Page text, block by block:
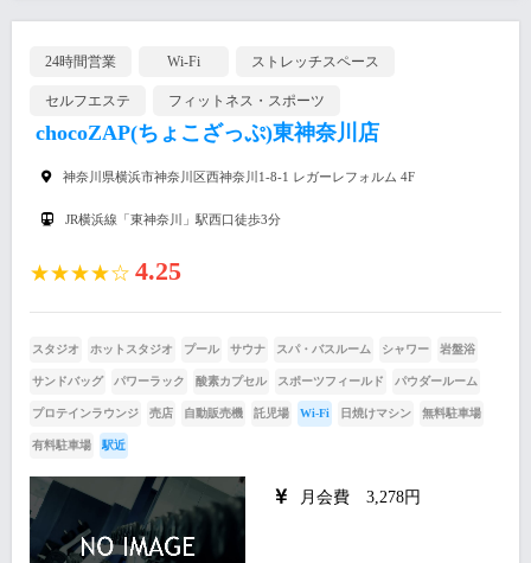
24時間営業 Wi-Fi ストレッチスペース
セルフエステ フィットネス・スポーツ
chocoZAP(ちょこざっぷ)東神奈川店
神奈川県横浜市神奈川区西神奈川1-8-1 レガーレフォルム 4F
JR横浜線「東神奈川」駅西口徒歩3分
★★★★☆ 4.25
スタジオ ホットスタジオ プール サウナ スパ・バスルーム シャワー 岩盤浴
サンドバッグ パワーラック 酸素カプセル スポーツフィールド パウダールーム
プロテインラウンジ 売店 自動販売機 託児場 Wi-Fi 日焼けマシン 無料駐車場
有料駐車場 駅近
月会費 3,278円